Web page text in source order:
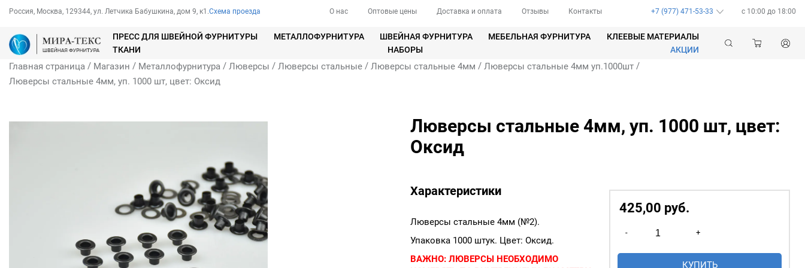
Россия, Москва, 129344, ул. Летчика Бабушкина, дом 9, к1.Схема проезда О нас Оптовые цены Доставка и оплата Отзывы Контакты +7 (977) 471-53-33 c 10:00 до 18:00
ПРЕСС ДЛЯ ШВЕЙНОЙ ФУРНИТУРЫ МЕТАЛЛОФУРНИТУРА ШВЕЙНАЯ ФУРНИТУРА МЕБЕЛЬНАЯ ФУРНИТУРА
КЛЕЕВЫЕ МАТЕРИАЛЫ
ТКАНИ
НАБОРЫ АКЦИИ
Главная страница / Магазин / Металлофурнитура / Люверсы / Люверсы стальные / Люверсы стальные 4мм / Люверсы стальные 4мм уп.1000шт /
Люверсы стальные 4мм, уп. 1000 шт, цвет: Оксид
Люверсы стальные 4мм, уп. 1000 шт, цвет:
Оксид
Характеристики
Люверсы стальные 4мм (№2).
Упаковка 1000 штук. Цвет: Оксид.
ВАЖНО: ЛЮВЕРСЫ НЕОБХОДИМО
425,00 руб.
-
товара
Люверсы
+
КУПИТЬ